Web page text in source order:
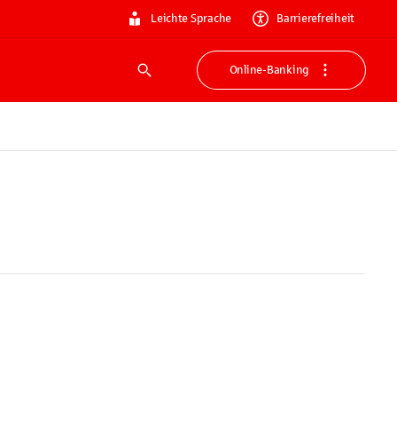
Leichte Sprache Barrierefreiheit
Suche
Online-Banking